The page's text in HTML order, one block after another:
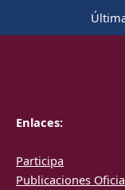
Enlaces:
Participa
Publicaciones